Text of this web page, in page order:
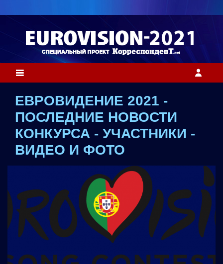
ЕВРОВИДЕНИЕ 2021 -
ПОСЛЕДНИЕ НОВОСТИ
КОНКУРСА - УЧАСТНИКИ -
ВИДЕО И ФОТО